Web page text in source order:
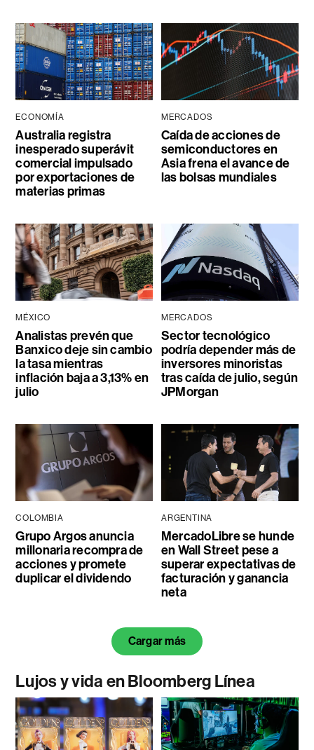
ECONOMÍA
Australia registra
inesperado superávit
comercial impulsado
por exportaciones de
materias primas
MERCADOS
Caída de acciones de
semiconductores en
Asia frena el avance de
las bolsas mundiales
MÉXICO
Analistas prevén que
Banxico deje sin cambio
la tasa mientras
inflación baja a 3,13% en
julio
MERCADOS
Sector tecnológico
podría depender más de
inversores minoristas
tras caída de julio, según
JPMorgan
COLOMBIA
Grupo Argos anuncia
millonaria recompra de
acciones y promete
duplicar el dividendo
ARGENTINA
MercadoLibre se hunde
en Wall Street pese a
superar expectativas de
facturación y ganancia
neta
Cargar más
Lujos y vida en Bloomberg Línea